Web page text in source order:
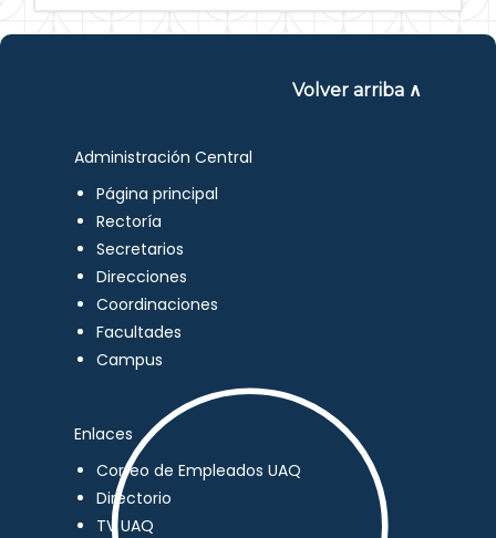
Volver arriba ∧
Administración Central
Página principal
Rectoría
Secretarios
Direcciones
Coordinaciones
Facultades
Campus
Enlaces
Correo de Empleados UAQ
Directorio
TV UAQ